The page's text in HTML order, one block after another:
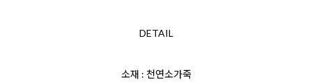
DETAIL
소재 : 천연소가죽